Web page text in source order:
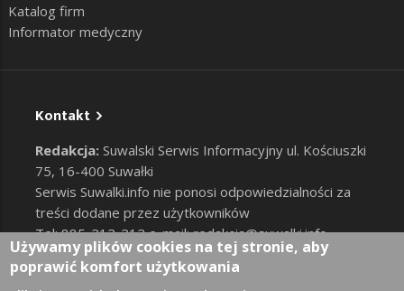
Katalog firm
Informator medyczny
Kontakt
Redakcja: Suwalski Serwis Informacyjny ul. Kościuszki
75, 16-400 Suwałki
Serwis Suwalki.info nie ponosi odpowiedzialności za
treści dodane przez użytkowników
Tel: 885-212-212 e-mail:redakcja@suwalki.info,
reklama@suwalki.info
RODO |Cookies
Używamy plików cookies na tej stronie, aby
poprawić komfort użytkowania